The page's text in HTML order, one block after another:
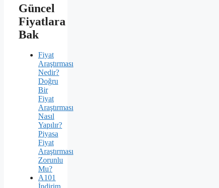
Güncel
Fiyatlara
Bak
Fiyat
Araştırması
Nedir?
Doğru
Bir
Fiyat
Araştırması
Nasıl
Yapılır?
Piyasa
Fiyat
Araştırması
Zorunlu
Mu?
A101